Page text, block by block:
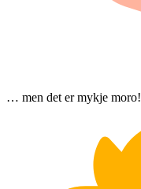
… men det er mykje moro!